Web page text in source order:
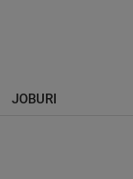
JOBURI